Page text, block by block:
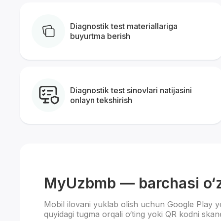
Diagnostik test materiallariga
buyurtma berish
Diagnostik test sinovlari natijasini
onlayn tekshirish
MyUzbmb — barchasi
Mobil ilovani yuklab olish uchun Google Play
quyidagi tugma orqali o‘ting yoki QR kodni